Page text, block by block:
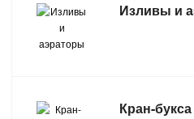
ПОСУДА
СВАРОЧНОЕ
Изливы и
Кран-